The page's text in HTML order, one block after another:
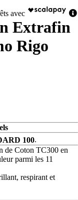
avec
Extrafin
Rigo
100.
de Coton TC300 en
parmi les 11
respirant et